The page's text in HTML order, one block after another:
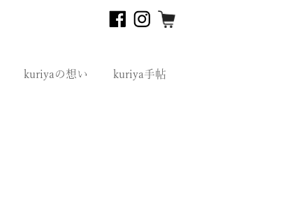
kuriyaの想い kuriya手帖